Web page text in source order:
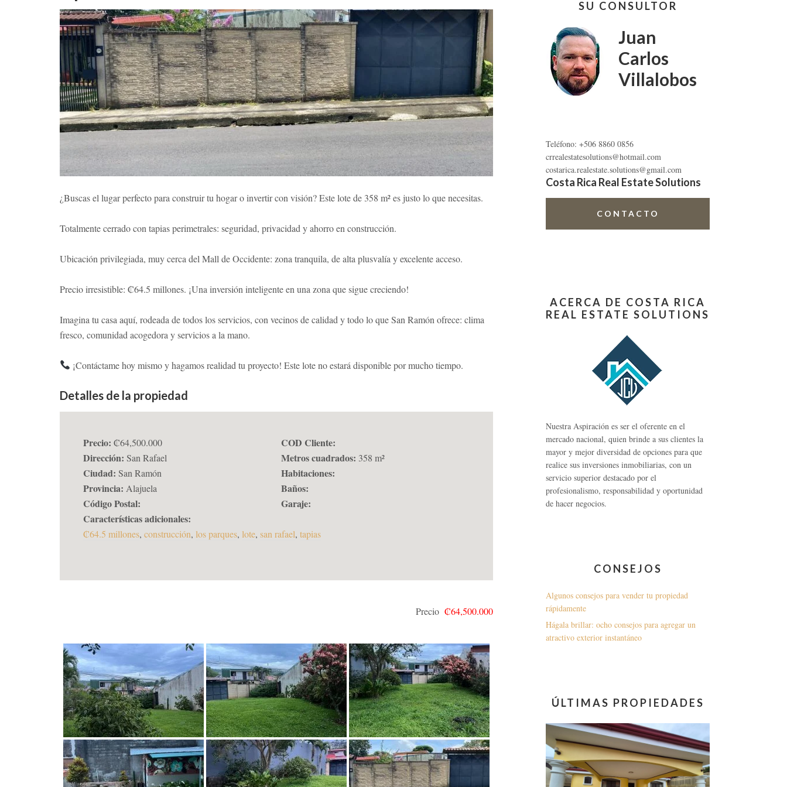
¿Buscas el lugar perfecto para construir tu hogar o invertir con visión? Este lote de 358 m² es justo lo que necesitas.
Totalmente cerrado con tapias perimetrales: seguridad, privacidad y ahorro en construcción.
Ubicación privilegiada, muy cerca del Mall de Occidente: zona tranquila, de alta plusvalía y excelente acceso.
Precio irresistible: ₡64.5 millones. ¡Una inversión inteligente en una zona que sigue creciendo!
Imagina tu casa aquí, rodeada de todos los servicios, con vecinos de calidad y todo lo que San Ramón ofrece: clima
fresco, comunidad acogedora y servicios a la mano.
¡Contáctame hoy mismo y hagamos realidad tu proyecto! Este lote no estará disponible por mucho tiempo.
Detalles de la propiedad
Precio: ₡64,500.000
Dirección: San Rafael
Ciudad: San Ramón
Provincia: Alajuela
Código Postal:
COD Cliente:
Metros cuadrados: 358 m²
Habitaciones:
Baños:
Garaje:
Características adicionales:
₡64.5 millones, construcción, los parques, lote, san rafael, tapias
Precio ₡64,500.000
lateral
primaria
SU CONSULTOR
Juan
Carlos
Villalobos
Teléfono: +506 8860 0856
crrealestatesolutions@hotmail.com
costarica.realestate.solutions@gmail.com
Costa Rica Real Estate Solutions
CONTACTO
ACERCA DE COSTA RICA
REAL ESTATE SOLUTIONS
Nuestra Aspiración es ser el oferente en el
mercado nacional, quien brinde a sus clientes la
mayor y mejor diversidad de opciones para que
realice sus inversiones inmobiliarias, con un
servicio superior destacado por el
profesionalismo, responsabilidad y oportunidad
de hacer negocios.
CONSEJOS
Algunos consejos para vender tu propiedad
rápidamente
Hágala brillar: ocho consejos para agregar un
atractivo exterior instantáneo
ÚLTIMAS PROPIEDADES